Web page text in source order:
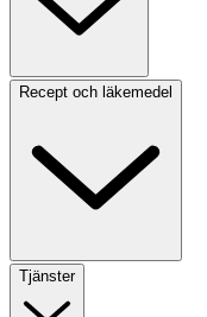
Recept och läkemedel
Tjänster